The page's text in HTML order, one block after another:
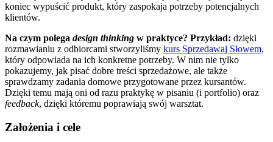
koniec wypuścić produkt, który zaspokaja potrzeby potencjalnych
klientów.
Na czym polega design thinking w praktyce? Przykład: dzięki
rozmawianiu z odbiorcami stworzyliśmy kurs Sprzedawaj Słowem,
który odpowiada na ich konkretne potrzeby. W nim nie tylko
pokazujemy, jak pisać dobre treści sprzedażowe, ale także
sprawdzamy zadania domowe przygotowane przez kursantów.
Dzięki temu mają oni od razu praktykę w pisaniu (i portfolio) oraz
feedback, dzięki któremu poprawiają swój warsztat.
Założenia i cele